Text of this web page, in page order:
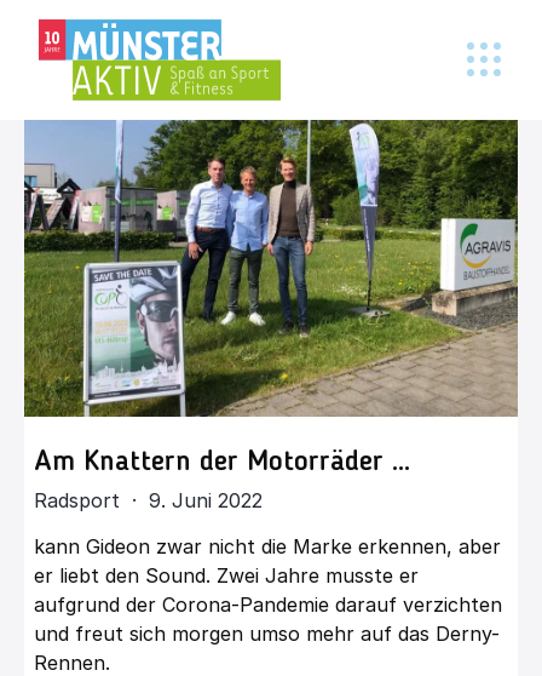
Am Knattern der Motorräder …
Radsport · 9. Juni 2022
kann Gideon zwar nicht die Marke erkennen, aber
er liebt den Sound. Zwei Jahre musste er
aufgrund der Corona-Pandemie darauf verzichten
und freut sich morgen umso mehr auf das Derny-
Rennen.